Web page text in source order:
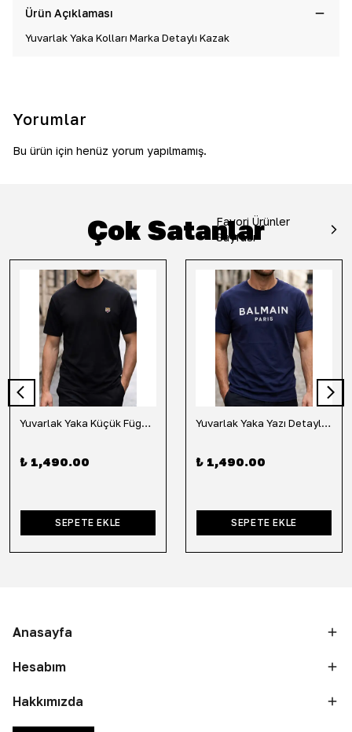
Ürün Açıklaması
Yuvarlak Yaka Kolları Marka Detaylı Kazak
Yorumlar
Bu ürün için henüz yorum yapılmamış.
Çok Satanlar
Favori Ürünler
Sayfası
Yuvarlak Yaka Küçük Fügür Detaylı Tişört-Siyah
₺ 1,490.00
SEPETE EKLE
Yuvarlak Yaka Yazı Detaylı Tişört-Lacivert
₺ 1,490.00
SEPETE EKLE
Anasayfa
Hesabım
Hakkımızda